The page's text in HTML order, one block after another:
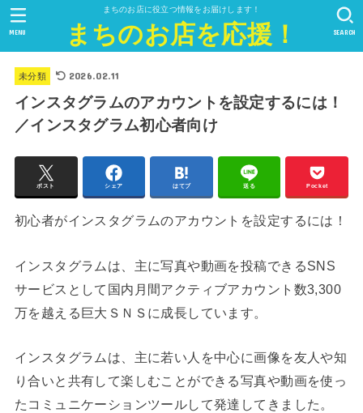
まちのお店に役立つ情報をお届けします！
まちのお店を応援！ SEARCH
MENU
未分類 2026.02.11
インスタグラムのアカウントを設定するには！
／インスタグラム初心者向け
ポスト シェア はてブ 送る Pocket
初心者がインスタグラムのアカウントを設定するには！
インスタグラムは、主に写真や動画を投稿できるSNS
サービスとして国内月間アクティブアカウント数3,300
万を越える巨大ＳＮＳに成長しています。
インスタグラムは、主に若い人を中心に画像を友人や知
り合いと共有して楽しむことができる写真や動画を使っ
たコミュニケーションツールして発達してきました。